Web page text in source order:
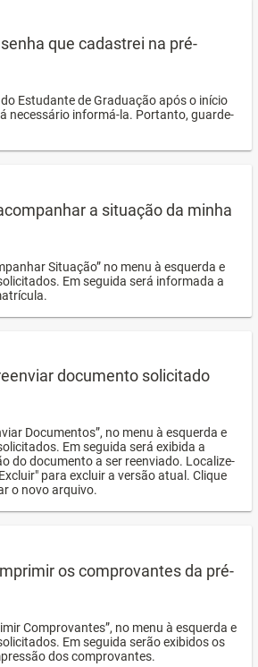
que cadastrei na pré-
Estudante de Graduação após o início
necessário informá-la. Portanto, guarde-
a situação da minha
Situação” no menu à esquerda e
Em seguida será informada a
documento solicitado
Documentos”, no menu à esquerda e
Em seguida será exibida a
do documento a ser reenviado. Localize-
para excluir a versão atual. Clique
o novo arquivo.
os comprovantes da pré-
Comprovantes”, no menu à esquerda e
Em seguida serão exibidos os
dos comprovantes.